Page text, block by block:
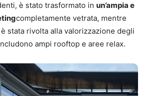
è stato trasformato in un’ampia e
completamente vetrata, mentre
stata rivolta alla valorizzazione degli
ampi rooftop e aree relax.